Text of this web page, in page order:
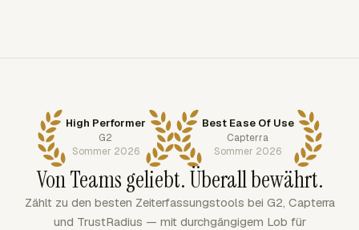
High Performer
G2
Sommer 2026
Best Ease Of Use
Capterra
Sommer 2026
Von Teams geliebt. Überall bewährt.
Zählt zu den besten Zeiterfassungstools bei G2, Capterra
und TrustRadius — mit durchgängigem Lob für